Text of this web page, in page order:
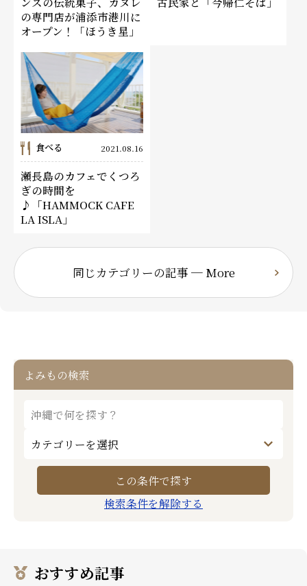
の専門店が浦添市港川に
オープン！「ほうき星」
食べる 2021.08.16
瀬長島のカフェでくつろ
ぎの時間を
♪「HAMMOCK CAFE
LA ISLA」
同じカテゴリーの記事 ─ More
よみもの検索
検索条件を解除する
おすすめ記事